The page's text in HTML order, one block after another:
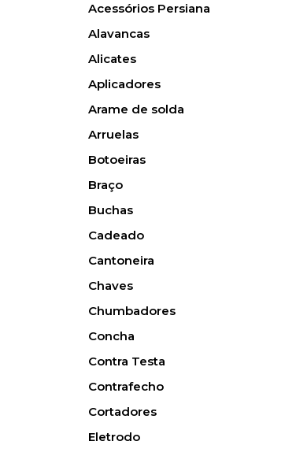
Acessórios Persiana
Alavancas
Alicates
Aplicadores
Arame de solda
Arruelas
Botoeiras
Braço
Buchas
Cadeado
Cantoneira
Chaves
Chumbadores
Concha
Contra Testa
Contrafecho
Cortadores
Eletrodo